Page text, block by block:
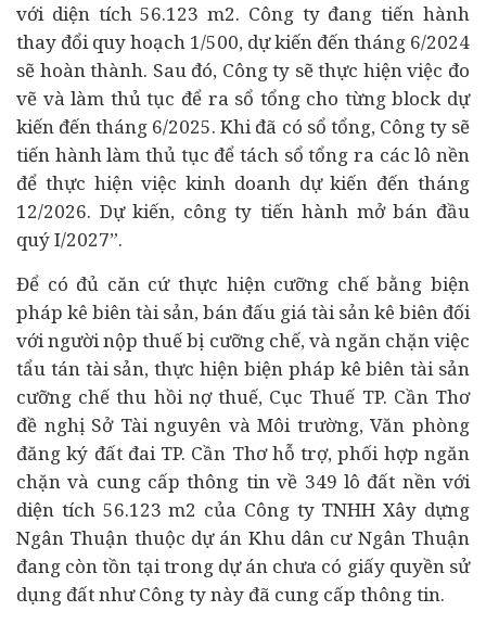
với diện tích 56.123 m2. Công ty đang tiến hành
thay đổi quy hoạch 1/500, dự kiến đến tháng 6/2024
sẽ hoàn thành. Sau đó, Công ty sẽ thực hiện việc đo
vẽ và làm thủ tục để ra sổ tổng cho từng block dự
kiến đến tháng 6/2025. Khi đã có sổ tổng, Công ty sẽ
tiến hành làm thủ tục để tách sổ tổng ra các lô nền
để thực hiện việc kinh doanh dự kiến đến tháng
12/2026. Dự kiến, công ty tiến hành mở bán đầu
quý I/2027”.
Để có đủ căn cứ thực hiện cưỡng chế bằng biện
pháp kê biên tài sản, bán đấu giá tài sản kê biên đối
với người nộp thuế bị cưỡng chế, và ngăn chặn việc
tẩu tán tài sản, thực hiện biện pháp kê biên tài sản
cưỡng chế thu hồi nợ thuế, Cục Thuế TP. Cần Thơ
đề nghị Sở Tài nguyên và Môi trường, Văn phòng
đăng ký đất đai TP. Cần Thơ hỗ trợ, phối hợp ngăn
chặn và cung cấp thông tin về 349 lô đất nền với
diện tích 56.123 m2 của Công ty TNHH Xây dựng
Ngân Thuận thuộc dự án Khu dân cư Ngân Thuận
đang còn tồn tại trong dự án chưa có giấy quyền sử
dụng đất như Công ty này đã cung cấp thông tin.